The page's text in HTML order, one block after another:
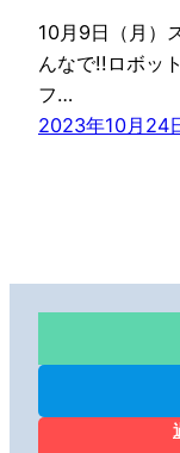
10月9日（月）
んなで!!ロボッ
フ…
2023年10月24